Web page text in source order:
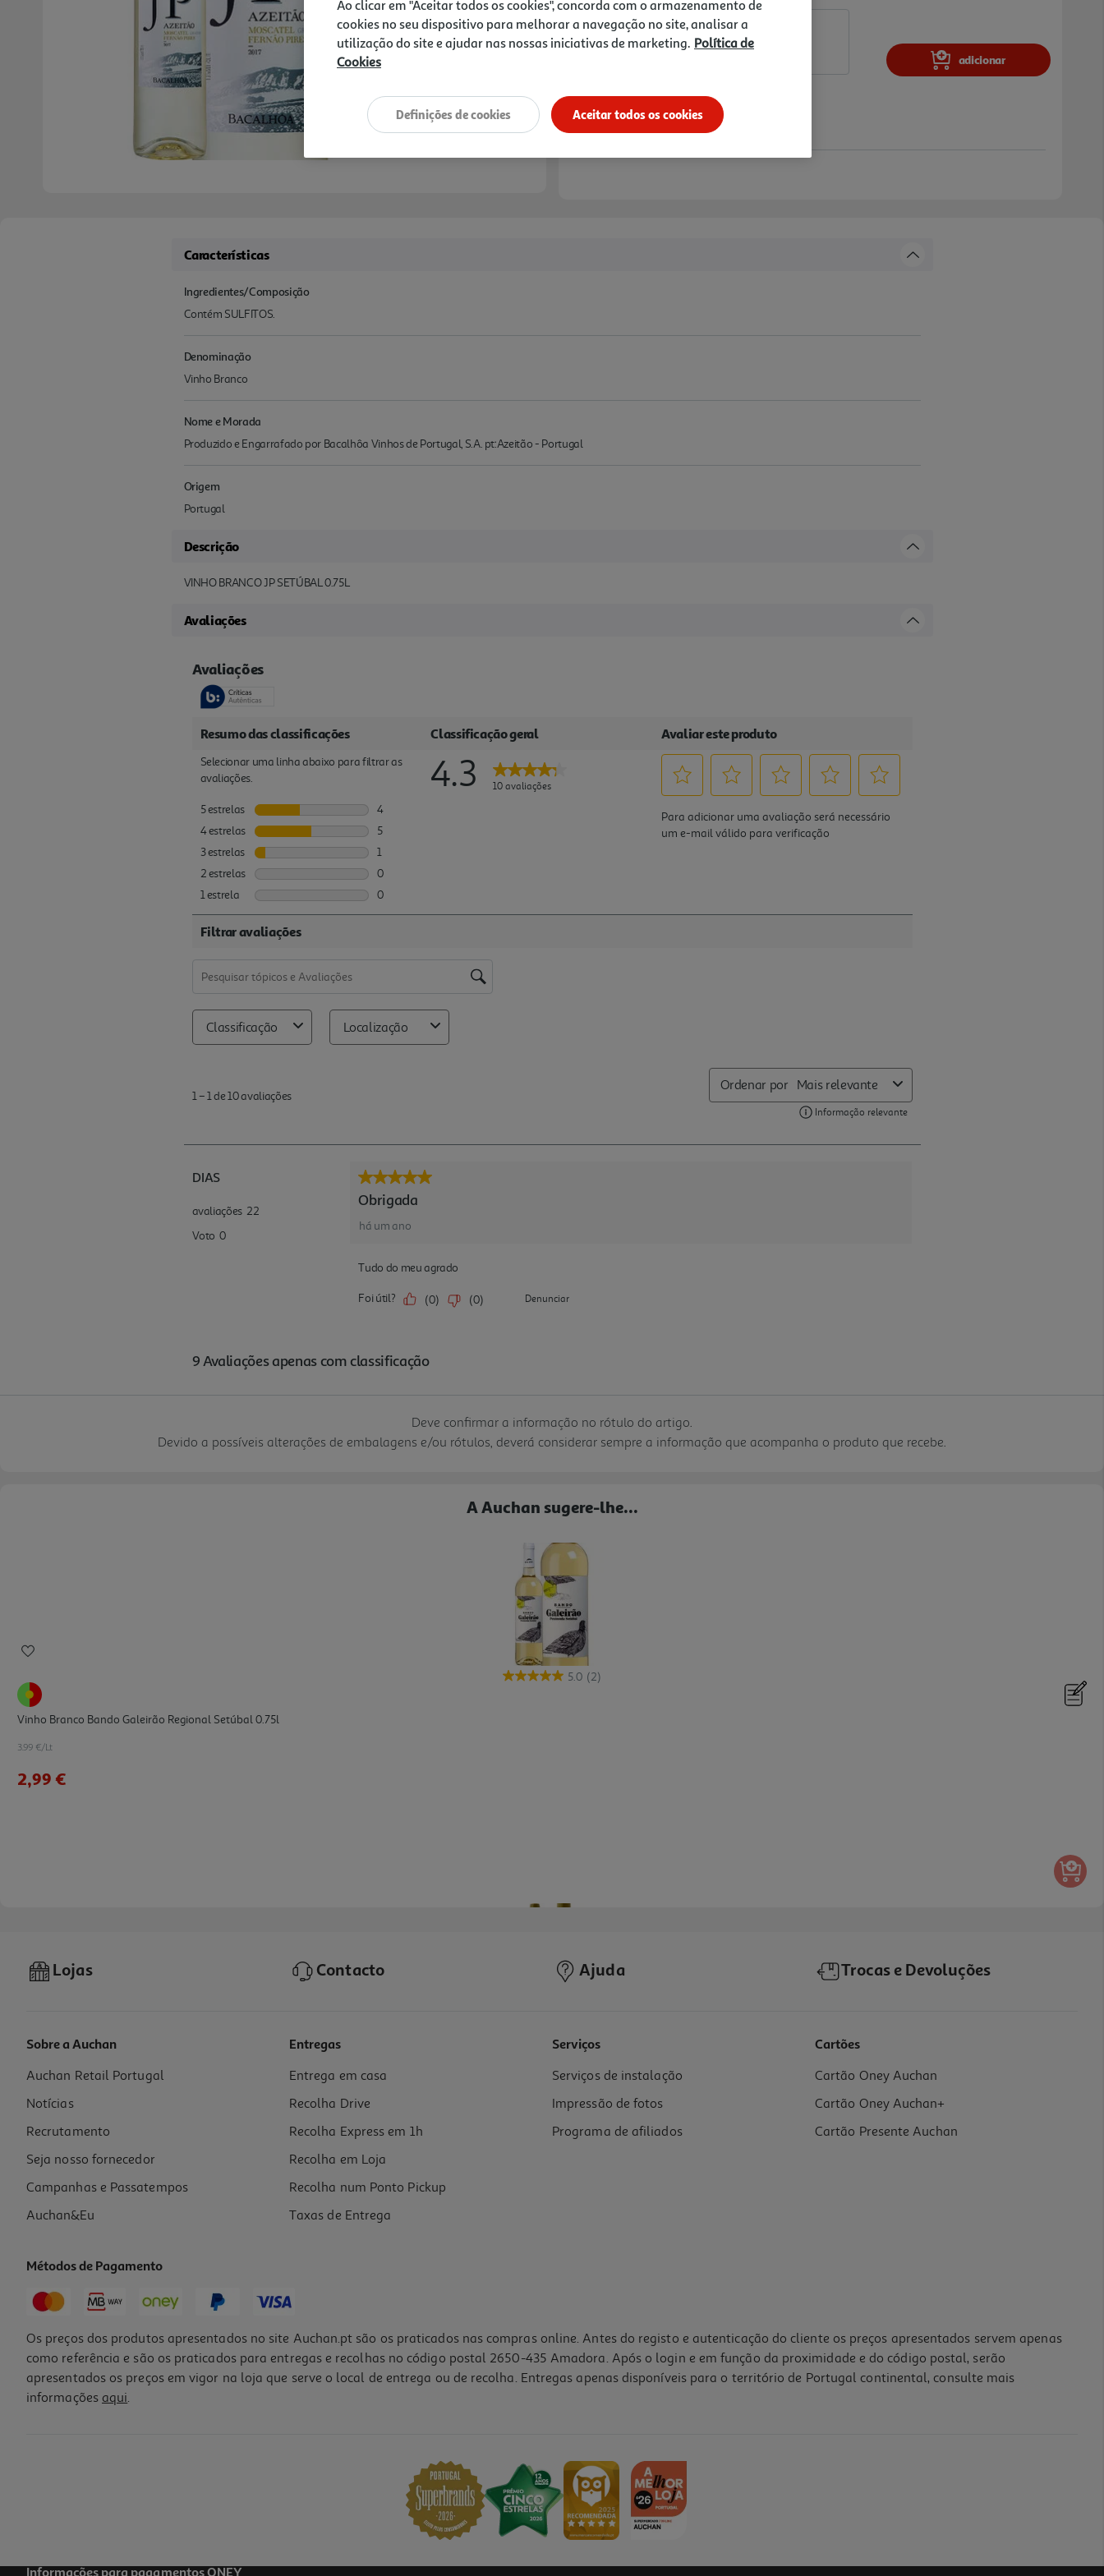
adicionar
Características
Ingredientes/Composição
Contém SULFITOS.
Denominação
Vinho Branco
Nome e Morada
Produzido e Engarrafado por Bacalhôa Vinhos de Portugal, S.A. pt:Azeitão - Portugal
Origem
Portugal
Descrição
VINHO BRANCO JP SETÚBAL 0.75L
Avaliações
Deve confirmar a informação no rótulo do artigo.
Devido a possíveis alterações de embalagens e/ou rótulos, deverá considerar sempre a informação que acompanha o produto que recebe.
A Auchan sugere-lhe...
5.0 (2)
Vinho Branco Bando Galeirão Regional Setúbal 0.75l
3.99 €/Lt
2,99 €
Vinho Branco Monte Das Serralheiras Setubal 75cl
2.65 €/Lt
1,99 €
Lojas Contacto Ajuda Trocas e Devoluções
Sobre a Auchan
Auchan Retail Portugal
Notícias
Recrutamento
Seja nosso fornecedor
Campanhas e Passatempos
Auchan&Eu
Entregas
Entrega em casa
Recolha Drive
Recolha Express em 1h
Recolha em Loja
Recolha num Ponto Pickup
Taxas de Entrega
Serviços
Serviços de instalação
Impressão de fotos
Programa de afiliados
Cartões
Cartão Oney Auchan
Cartão Oney Auchan+
Cartão Presente Auchan
Métodos de Pagamento
Os preços dos produtos apresentados no site Auchan.pt são os praticados nas compras online. Antes do registo e autenticação do cliente os preços apresentados servem apenas
como referência e são os praticados para entregas e recolhas no código postal 2650-435 Amadora. Após o login e em função da proximidade e do código postal, serão
apresentados os preços em vigor na loja que serve o local de entrega ou de recolha. Entregas apenas disponíveis para o território de Portugal continental, consulte mais
informações aqui.
Ao clicar em "Aceitar todos os cookies", concorda com o armazenamento de
cookies no seu dispositivo para melhorar a navegação no site, analisar a
utilização do site e ajudar nas nossas iniciativas de marketing. Política de
Cookies
Aceitar todos os cookies
Definições de cookies